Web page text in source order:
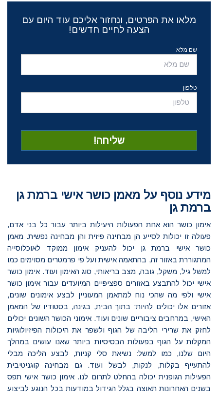
מלאו את הפרטים, ונחזור אליכם עוד היום עם
הצעה לחיים חדשים!
שם מלא
טלפון
מידע נוסף על מאמן כושר אישי ברמת גן
ברמת גן
אימון כושר הוא אחת הפעולות היעילות ביותר עבור כל בני אדם,
פעולה זו יכולות לסייע הן מבחינה פיזית והן מבחינה נפשית. מאמן
כושר אישי ברמת גן יכול להעניק אימון ממוקד לאוכלוסייה
המתגוררת באזור זה, בהתאמה אישית ועל פי פרמטרים מסוימים כמו
למשל גיל, משקל, גובה, מצב בריאותי, סוג האימון ועוד. אימון כושר
אישי יכול להתבצע באזורים ספציפיים המיועדים עבור אימון כושר
אישי ולפי מה שהכי נוח למתאמן המעוניין לבצע אימונים שונים,
אזורים אלו יכולים להיות: בתוך הבית, בגינה, בסטודיו של המאמן
האישי, במרחבים ציבוריים שונים ועוד. אימוני הכושר השונים יכולים
לחזק את שרירי הליבה של הגוף ולשפר את היכולות הפיזיולוגיות
המקלות על הגוף בפעולות הבסיסיות ביותר שאנו עושים במהלך
היום שלנו, כמו למשל: נשיאת סלי קניות, לבצע הליכה מבלי
להתעייף בקלות, לנקות, לבשל ועוד. גם מבחינה קוגניטיבית
הפעילות הגופנית יכולה בהחלט לתרום לנו. אימון כושר אישי תפס
בשנים האחרונות תאוצה בגלל הגידול במודעות בכל הנוגע לביצוע